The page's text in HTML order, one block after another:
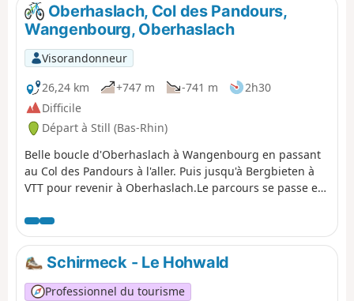
Oberhaslach, Col des Pandours,
Wangenbourg, Oberhaslach
Visorandonneur
26,24 km
+747 m -741 m
2h30
Difficile
Départ à Still (Bas-Rhin)
Belle boucle d'Oberhaslach à Wangenbourg en passant
au Col des Pandours à l'aller. Puis jusqu'à Bergbieten à
VTT pour revenir à Oberhaslach.Le parcours se passe en
quelques passages techniques sur des singles assez
courts.
Schirmeck - Le Hohwald
Professionnel du tourisme